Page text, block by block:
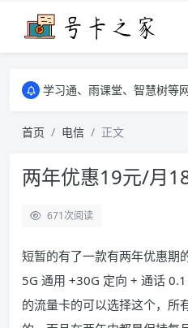
学习通、雨课堂、智慧树等网课可
学习通、雨课堂、智慧树等网课可
首页
电信 正文
两年优惠19元/月
671次阅读
短暂的有了一款有两年优惠期
5G 通用 +30G 定向 + 通话
的流量卡的可以选择这个，所